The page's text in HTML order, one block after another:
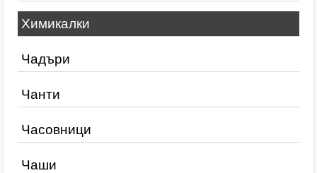
Химикалки
Чадъри
Чанти
Часовници
Чаши